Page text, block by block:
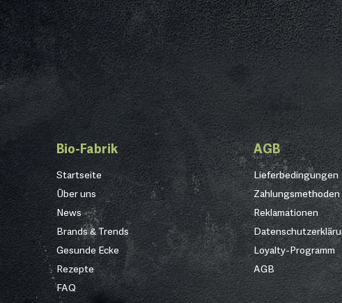
Bio-Fabrik
Startseite
Über uns
News
Brands & Trends
Gesunde Ecke
Rezepte
FAQ
AGB
Lieferbedingungen
Zahlungsmethoden
Reklamationen
Loyalty-Programm
AGB